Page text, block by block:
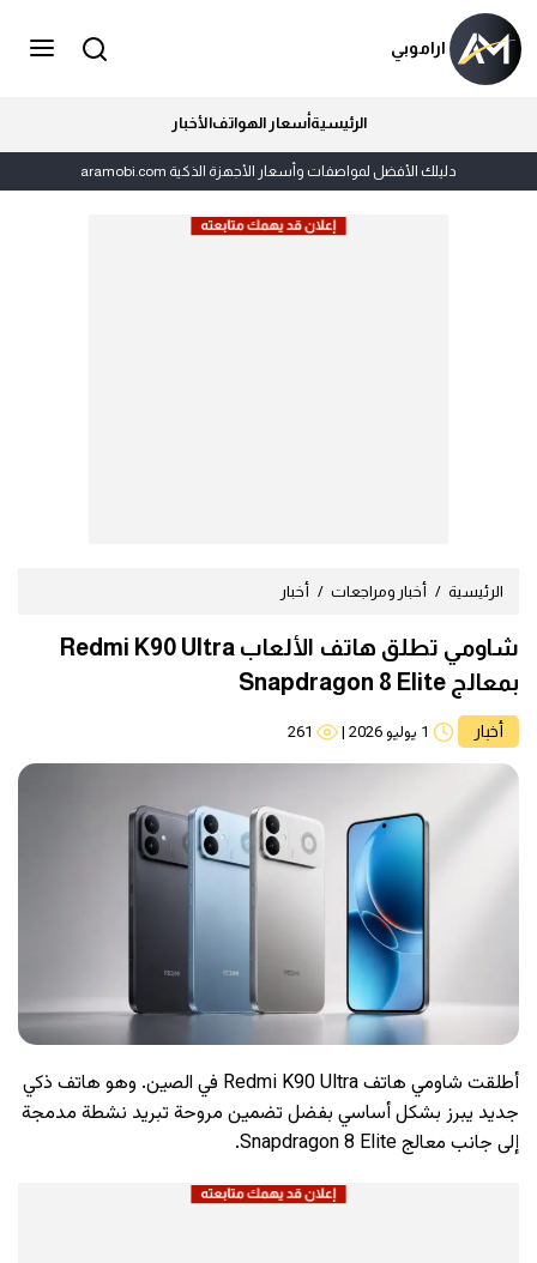
اراموبي
الرئيسيةأسعار الهواتفالأخبار
دليلك الأفضل لمواصفات وأسعار الأجهزة الذكية aramobi.com
الرئيسية أخبار ومراجعات أخبار
شاومي تطلق هاتف الألعاب Redmi K90 Ultra
بمعالج Snapdragon 8 Elite
أخبار 1 يوليو 2026 |
261
أطلقت شاومي هاتف Redmi K90 Ultra في الصين. وهو هاتف ذكي
جديد يبرز بشكل أساسي بفضل تضمين مروحة تبريد نشطة مدمجة
إلى جانب معالج Snapdragon 8 Elite.